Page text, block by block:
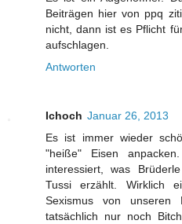
Beiträgen hier von ppq
nicht, dann ist es Pflicht
aufschlagen.
Antworten
Ichoch Januar 26, 2013
Es ist immer wieder
"heiße" Eisen
interessiert, was
Tussi erzählt. Wirklich
Sexismus von unseren
tatsächlich nur noch